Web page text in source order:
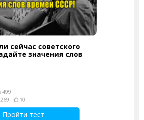
сейчас советского
значения слов
10
Пройти тест